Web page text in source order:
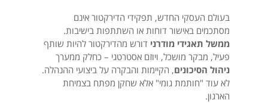
בעולם העסקי החדש, תפקידי הדירקטור אינם
מסתכמים באישור דוחות או השתתפות בישיבות.
ממשל תאגידי מודרני דורש מהדירקטור להיות שותף
פעיל, מבקר מושכל, ויוזם אסטרטגי – כחלק ממערך
ניהול הסיכונים, הקיימות והבקרה על ביצועי ההנהלה.
לא עוד "חותמת גומי" אלא שחקן מפתח בצמיחת
הארגון.